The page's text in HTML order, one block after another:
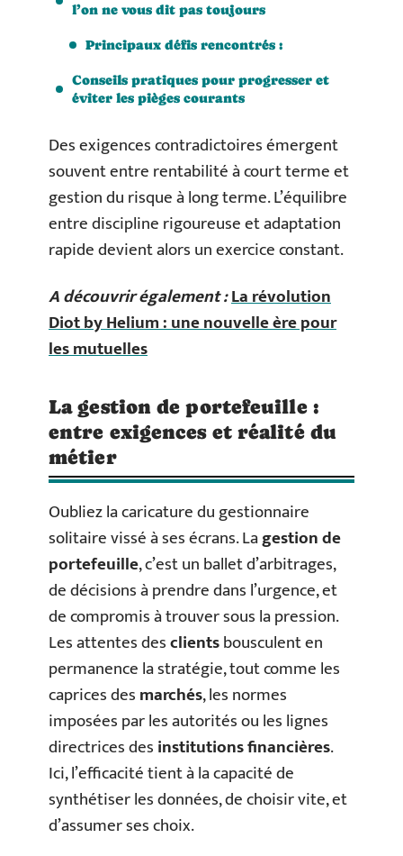
l’on ne vous dit pas toujours
Principaux défis rencontrés :
Conseils pratiques pour progresser et
éviter les pièges courants
Des exigences contradictoires émergent
souvent entre rentabilité à court terme et
gestion du risque à long terme. L’équilibre
entre discipline rigoureuse et adaptation
rapide devient alors un exercice constant.
A découvrir également :La révolution
Diot by Helium : une nouvelle ère pour
les mutuelles
La gestion de portefeuille :
entre exigences et réalité du
métier
Oubliez la caricature du gestionnaire
solitaire vissé à ses écrans. Lagestion de
portefeuille, c’est un ballet d’arbitrages,
de décisions à prendre dans l’urgence, et
de compromis à trouver sous la pression.
Les attentes desclientsbousculent en
permanence la stratégie, tout comme les
caprices desmarchés, les normes
imposées par les autorités ou les lignes
directrices desinstitutions financières.
Ici, l’efficacité tient à la capacité de
synthétiser les données, de choisir vite, et
d’assumer ses choix.